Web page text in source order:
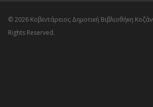
© 2026 Κοβεντάρειος Δημοτική Βιβλιοθήκη
Rights Reserved.